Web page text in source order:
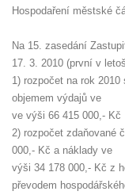
Hospodaření městské
Na 15. zasedání
17. 3. 2010 (první v
1) rozpočet na rok
objemem výdajů ve
ve výši 66 415 000,- Kč
2) rozpočet zdaňované
000,- Kč a náklady ve
výši 34 178 000,- Kč z
převodem